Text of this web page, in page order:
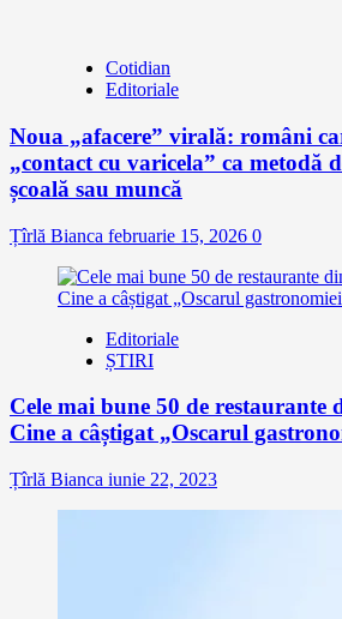
Cotidian
Editoriale
Noua „afacere” virală: români
„contact cu varicela” ca metodă
școală sau muncă
Țîrlă Bianca februarie 15, 2026 0
Editoriale
ȘTIRI
Cele mai bune 50 de restaurante
Cine a câștigat „Oscarul
Țîrlă Bianca iunie 22, 2023